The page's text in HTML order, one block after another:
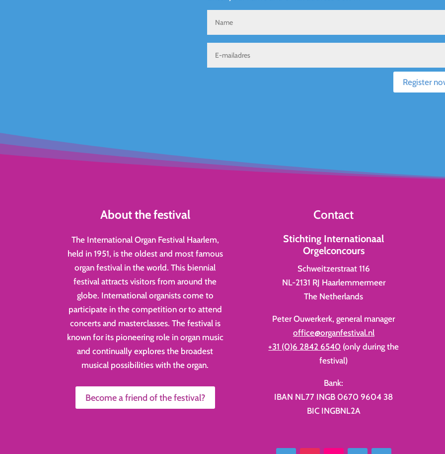
Register
About the festival
The International Organ Festival Haarlem,
held in 1951, is the oldest and most famous
organ festival in the world. This biennial
festival attracts visitors from around the
globe. International organists come to
participate in the competition or to attend
concerts and masterclasses. The festival is
known for its pioneering role in organ music
and continually explores the broadest
musical possibilities with the organ.
Become a friend of the festival?
Contact
Stichting Internationaal
Orgelconcours
Schweitzerstraat 116
NL-2131 RJ Haarlemmermeer
The Netherlands
Peter Ouwerkerk, general manager
office@organfestival.nl
+31 (0)6 2842 6540 (only during the
festival)
Bank:
IBAN NL77 INGB 0670 9604 38
BIC INGBNL2A